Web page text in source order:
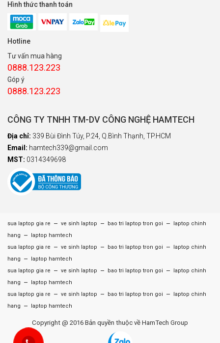
Hình thức thanh toán
Hotline
Tư vấn mua hàng
0888.123.223
Góp ý
0888.123.223
CÔNG TY TNHH TM-DV CÔNG NGHỆ HAMTECH
Địa chỉ: 339 Bùi Đình Túy, P.24, Q.Bình Thạnh, TP.HCM
Email: hamtech339@gmail.com
MST: 0314349698
sua laptop gia re – ve sinh laptop – bao tri laptop tron goi –
laptop chinh
hang
–
laptop hamtech
sua laptop gia re
– ve sinh laptop – bao tri laptop tron goi –
laptop chinh
hang
–
laptop hamtech
sua laptop gia re
– ve sinh laptop – bao tri laptop tron goi –
laptop chinh
hang
–
laptop hamtech
sua laptop gia re
– ve sinh laptop – bao tri laptop tron goi –
laptop chinh
hang
– laptop hamtech
Copyright @ 2016 Bản quyền thuộc về HamTech Group